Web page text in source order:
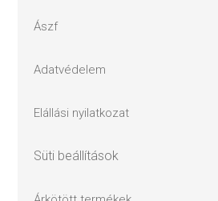
ászf
adatvédelem
elállási nyilatkozat
süti beállítások